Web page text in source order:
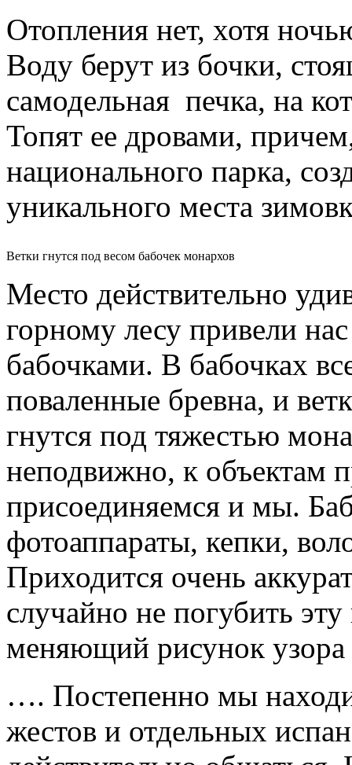
Отопления нет, хотя
Воду берут из бочки,
самодельная печка, на
Топят ее дровами,
национального парка,
уникального места
Ветки гнутся под весом бабочек монархов
Место действительно
горному лесу привели
бабочками. В бабочках
поваленные бревна, и
гнутся под тяжестью
неподвижно, к объектам
присоединяемся и мы.
фотоаппараты, кепки,
Приходится очень
случайно не погубить
меняющий рисунок узора
…. Постепенно мы
жестов и отдельных